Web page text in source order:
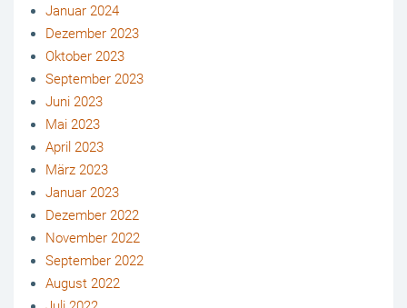
Januar 2024
Dezember 2023
Oktober 2023
September 2023
Juni 2023
Mai 2023
April 2023
März 2023
Januar 2023
Dezember 2022
November 2022
September 2022
August 2022